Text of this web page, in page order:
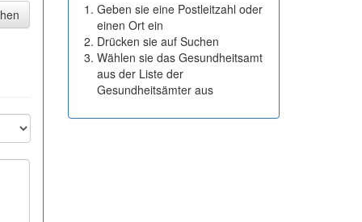
Geben sie eine Postleitzahl oder
einen Ort ein
Drücken sie auf Suchen
Wählen sie das Gesundheitsamt
aus der Liste der
Gesundheitsämter aus